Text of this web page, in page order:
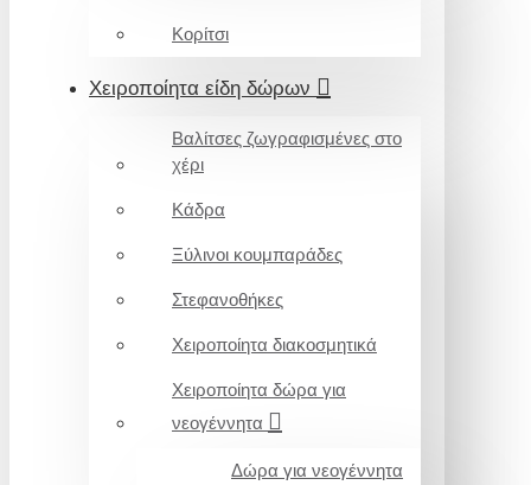
Κορίτσι
Χειροποίητα είδη δώρων
Βαλίτσες ζωγραφισμένες στο
χέρι
Κάδρα
Ξύλινοι κουμπαράδες
Στεφανοθήκες
Χειροποίητα διακοσμητικά
Χειροποίητα δώρα για
νεογέννητα
Δώρα για νεογέννητα